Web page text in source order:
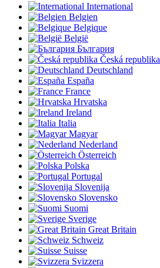
International
Belgien
Belgique
België
България
Česká republika
Deutschland
España
France
Hrvatska
Ireland
Italia
Magyar
Nederland
Österreich
Polska
Portugal
Slovenija
Slovensko
Suomi
Sverige
Great Britain
Schweiz
Suisse
Svizzera